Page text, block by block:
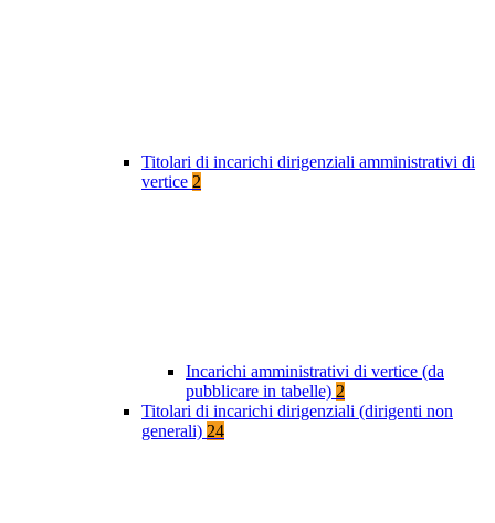
Titolari di incarichi dirigenziali amministrativi di
vertice 2
Incarichi amministrativi di vertice (da
pubblicare in tabelle) 2
Titolari di incarichi dirigenziali (dirigenti non
generali) 24